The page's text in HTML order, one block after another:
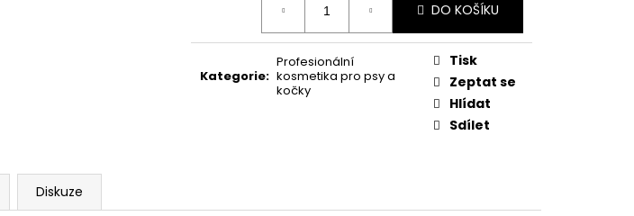
DO KOŠÍKU
Kategorie:
Profesionální
kosmetika pro psy a
kočky
Tisk
Zeptat se
Hlídat
Sdílet
Diskuze